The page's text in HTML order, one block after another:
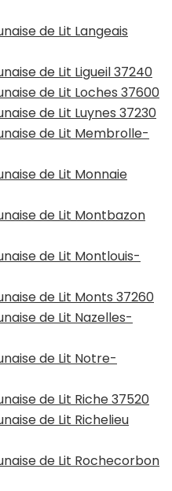
de Lit Langeais
de Lit Ligueil 37240
de Lit Loches 37600
de Lit Luynes 37230
de Lit Membrolle-
de Lit Monnaie
de Lit Montbazon
de Lit Montlouis-
de Lit Monts 37260
de Lit Nazelles-
de Lit Notre-
de Lit Riche 37520
de Lit Richelieu
de Lit Rochecorbon